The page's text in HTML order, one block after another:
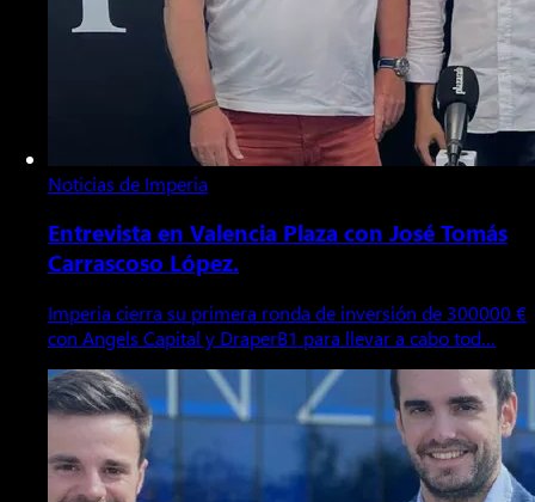
Noticias de Imperia
Entrevista en Valencia Plaza con José Tomás
Carrascoso López.
Imperia cierra su primera ronda de inversión de 300000 €
con Angels Capital y DraperB1 para llevar a cabo tod…